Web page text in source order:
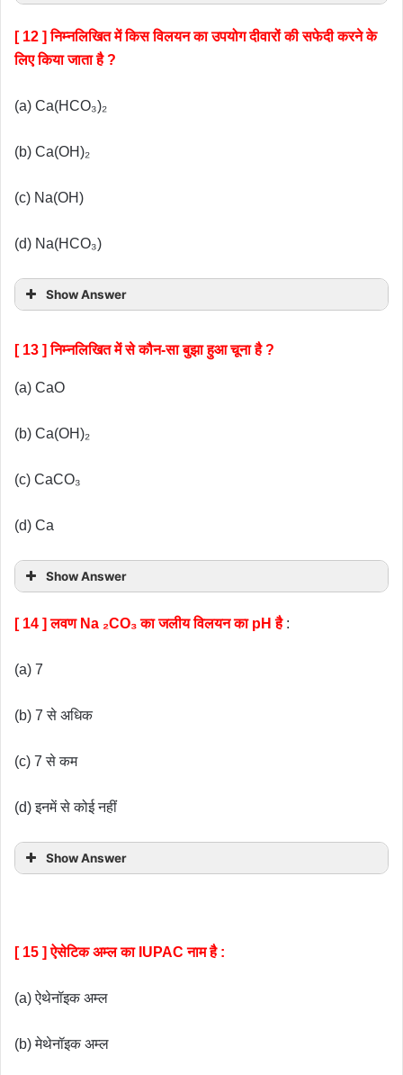
[ 12 ] निम्नलिखित में किस विलयन का उपयोग दीवारों की सफेदी करने के
लिए किया जाता है ?
(a) Ca(HCO₃)₂
(b) Ca(OH)₂
(c) Na(OH)
(d) Na(HCO₃)
Show Answer
[ 13 ] निम्नलिखित में से कौन-सा बुझा हुआ चूना है ?
(a) CaO
(b) Ca(OH)₂
(c) CaCO₃
(d) Ca
Show Answer
[ 14 ] लवण Na ₂CO₃ का जलीय विलयन का pH है :
(a) 7
(b) 7 से अधिक
(c) 7 से कम
(d) इनमें से कोई नहीं
Show Answer
[ 15 ] ऐसेटिक अम्ल का IUPAC नाम है :
(a) ऐथेनॉइक अम्ल
(b) मेथेनॉइक अम्ल